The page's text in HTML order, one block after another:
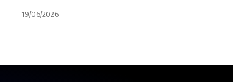
19/06/2026